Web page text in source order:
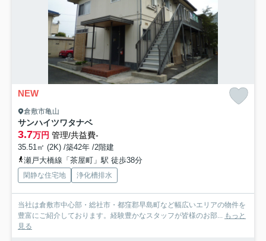
NEW
倉敷市亀山
サンハイツワタナベ
3.7万円 管理/共益費-
35.51㎡ (2K) /築42年 /2階建
瀬戸大橋線「茶屋町」駅 徒歩38分
閑静な住宅地 浄化槽排水
当社は倉敷市中心部・総社市・都窪郡早島町など幅広いエリアの物件を
豊富にご紹介しております。経験豊かなスタッフが皆様のお部...
もっと
見る